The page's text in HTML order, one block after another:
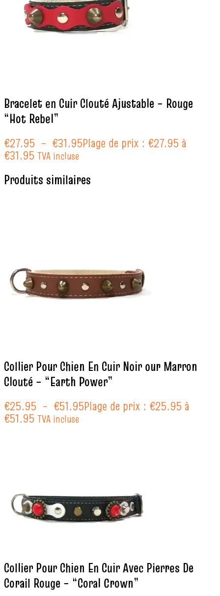
Bracelet en Cuir Clouté Ajustable – Rouge
“Hot Rebel”
€27.95 – €31.95Plage de prix : €27.95 à
€31.95 TVA incluse
Produits similaires
Collier Pour Chien En Cuir Noir our Marron
Clouté – “Earth Power”
€25.95 – €51.95Plage de prix : €25.95 à
€51.95 TVA incluse
Collier Pour Chien En Cuir Avec Pierres De
Corail Rouge – “Coral Crown”